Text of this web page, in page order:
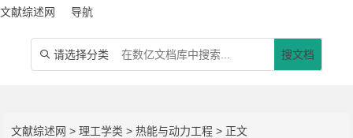
文献综述网 导航
 请选择分类 搜文档
文献综述网 >理工学类 >热能与动力工程 > 正文